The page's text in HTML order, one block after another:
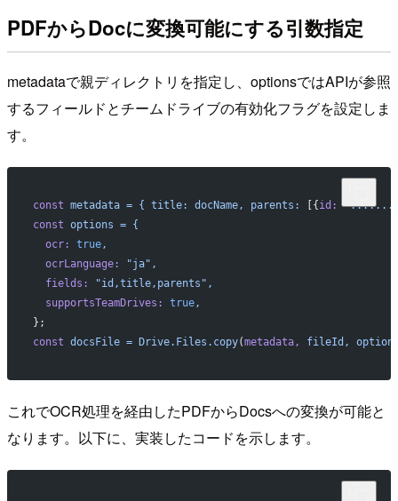
PDFからDocに変換可能にする引数指定
metadataで親ディレクトリを指定し、optionsではAPIが参照
するフィールドとチームドライブの有効化フラグを設定しま
す。
const metadata = { title: docName, parents: [{id:
const options = {
  ocr:
true,
  ocrLanguage:
"ja",
  fields:
"id,title,parents",
  supportsTeamDrives:
true,
};
const docsFile = Drive.Files.copy(metadata, fileId,
これでOCR処理を経由したPDFからDocsへの変換が可能と
なります。以下に、実装したコードを示します。